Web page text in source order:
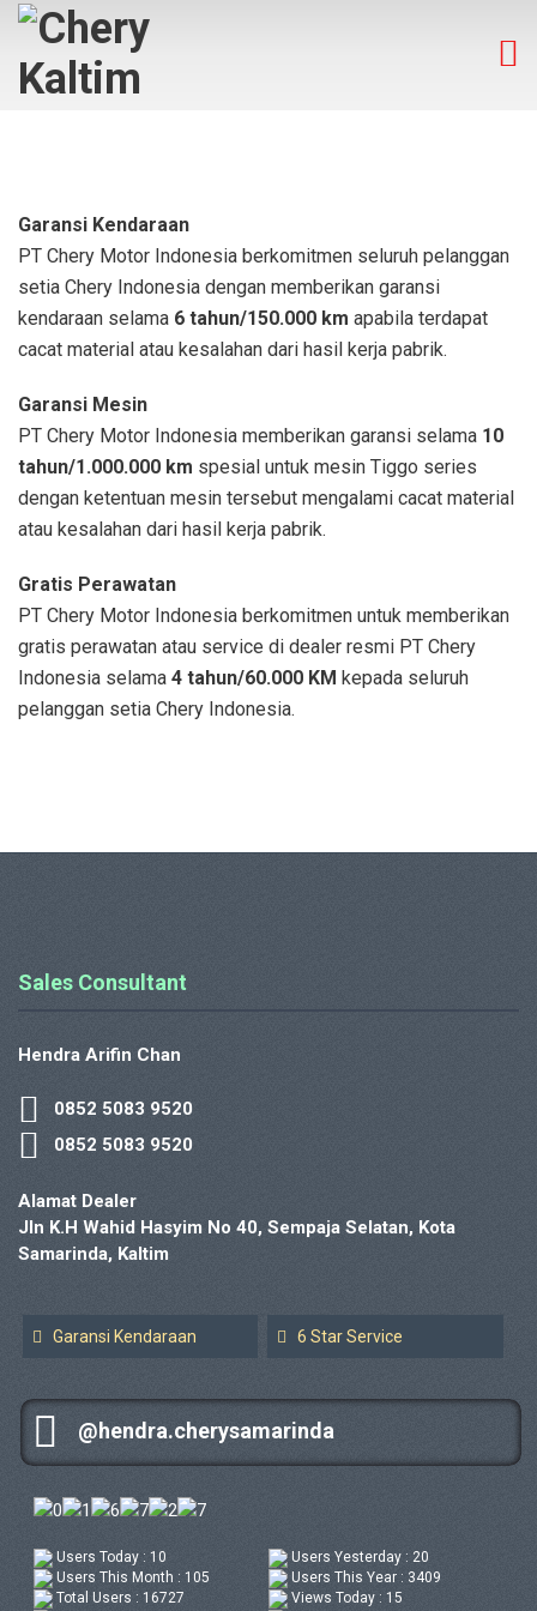
Garansi Kendaraan
PT Chery Motor Indonesia berkomitmen seluruh pelanggan
setia Chery Indonesia dengan memberikan garansi
kendaraan selama 6 tahun/150.000 km apabila terdapat
cacat material atau kesalahan dari hasil kerja pabrik.
Garansi Mesin
PT Chery Motor Indonesia memberikan garansi selama 10
tahun/1.000.000 km spesial untuk mesin Tiggo series
dengan ketentuan mesin tersebut mengalami cacat material
atau kesalahan dari hasil kerja pabrik.
Gratis Perawatan
PT Chery Motor Indonesia berkomitmen untuk memberikan
gratis perawatan atau service di dealer resmi PT Chery
Indonesia selama 4 tahun/60.000 KM kepada seluruh
pelanggan setia Chery Indonesia.
Sales Consultant
Hendra Arifin Chan
0852 5083 9520
0852 5083 9520
Alamat Dealer
Jln K.H Wahid Hasyim No 40, Sempaja Selatan, Kota
Samarinda, Kaltim
Garansi Kendaraan 6 Star Service
@hendra.cherysamarinda
Users Today : 10
Users Yesterday : 20
Users This Month : 105
Users This Year : 3409
Total Users : 16727
Views Today : 15